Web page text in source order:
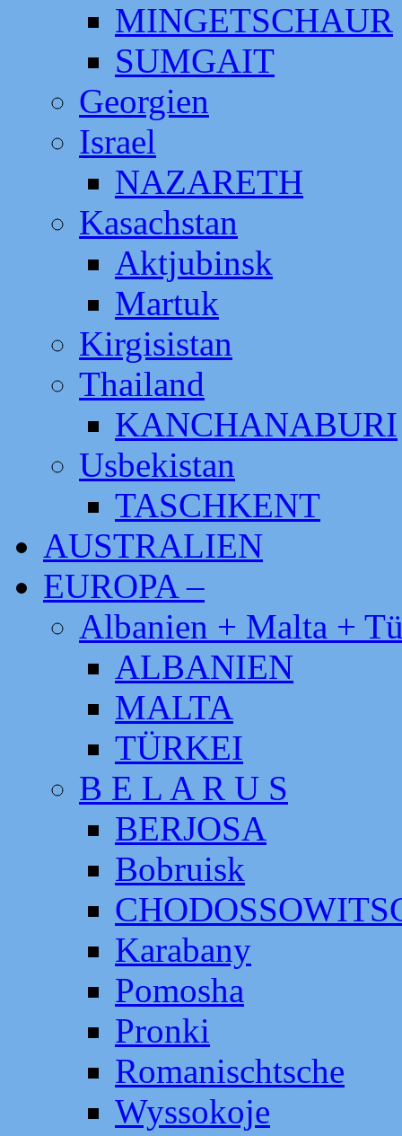
MINGETSCHAUR
SUMGAIT
Georgien
Israel
NAZARETH
Kasachstan
Aktjubinsk
Martuk
Kirgisistan
Thailand
KANCHANABURI
Usbekistan
TASCHKENT
AUSTRALIEN
EUROPA –
Albanien + Malta +
ALBANIEN
MALTA
TÜRKEI
B E L A R U S
BERJOSA
Bobruisk
Karabany
Pomosha
Pronki
Romanischtsche
Wyssokoje